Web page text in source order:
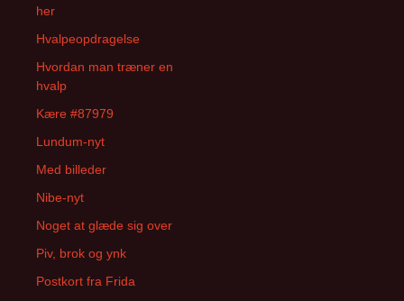
her
Hvalpeopdragelse
Hvordan man træner en
hvalp
Kære #87979
Lundum-nyt
Med billeder
Nibe-nyt
Noget at glæde sig over
Piv, brok og ynk
Postkort fra Frida